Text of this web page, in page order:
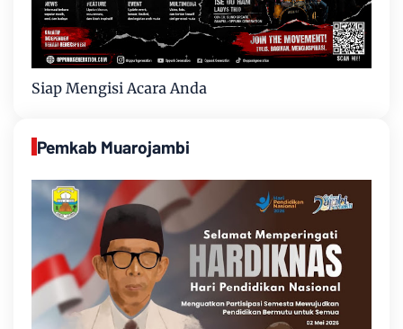
Siap Mengisi Acara Anda
Pemkab Muarojambi